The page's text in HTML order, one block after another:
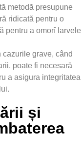
metodă presupune
ridicată pentru o
pentru a omorî larvele
cazurile grave, când
poate fi necesară
a asigura integritatea
și